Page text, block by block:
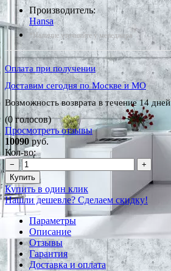
Производитель:
Hansa
*Наличие уточняйте у менеджера
Оплата при получении
Доставим сегодня по Москве и МО
Возможность возврата в течение 14 дней
(0 голосов)
Просмотреть отзывы
10090 руб.
Кол-во:
−
+
Купить
Купить в один клик
Нашли дешевле? Сделаем скидку!
Параметры
Описание
Отзывы
Гарантия
Доставка и оплата